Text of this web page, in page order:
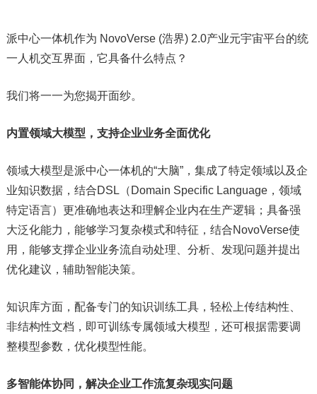
派中心一体机作为 NovoVerse (浩界) 2.0产业元宇宙平台的统
一人机交互界面，它具备什么特点？
我们将一一为您揭开面纱。
内置领域大模型，支持企业业务全面优化
领域大模型是派中心一体机的“大脑”，集成了特定领域以及企
业知识数据，结合DSL（Domain Specific Language，领域
特定语言）更准确地表达和理解企业内在生产逻辑；具备强
大泛化能力，能够学习复杂模式和特征，结合NovoVerse使
用，能够支撑企业业务流自动处理、分析、发现问题并提出
优化建议，辅助智能决策。
知识库方面，配备专门的知识训练工具，轻松上传结构性、
非结构性文档，即可训练专属领域大模型，还可根据需要调
整模型参数，优化模型性能。
多智能体协同，解决企业工作流复杂现实问题